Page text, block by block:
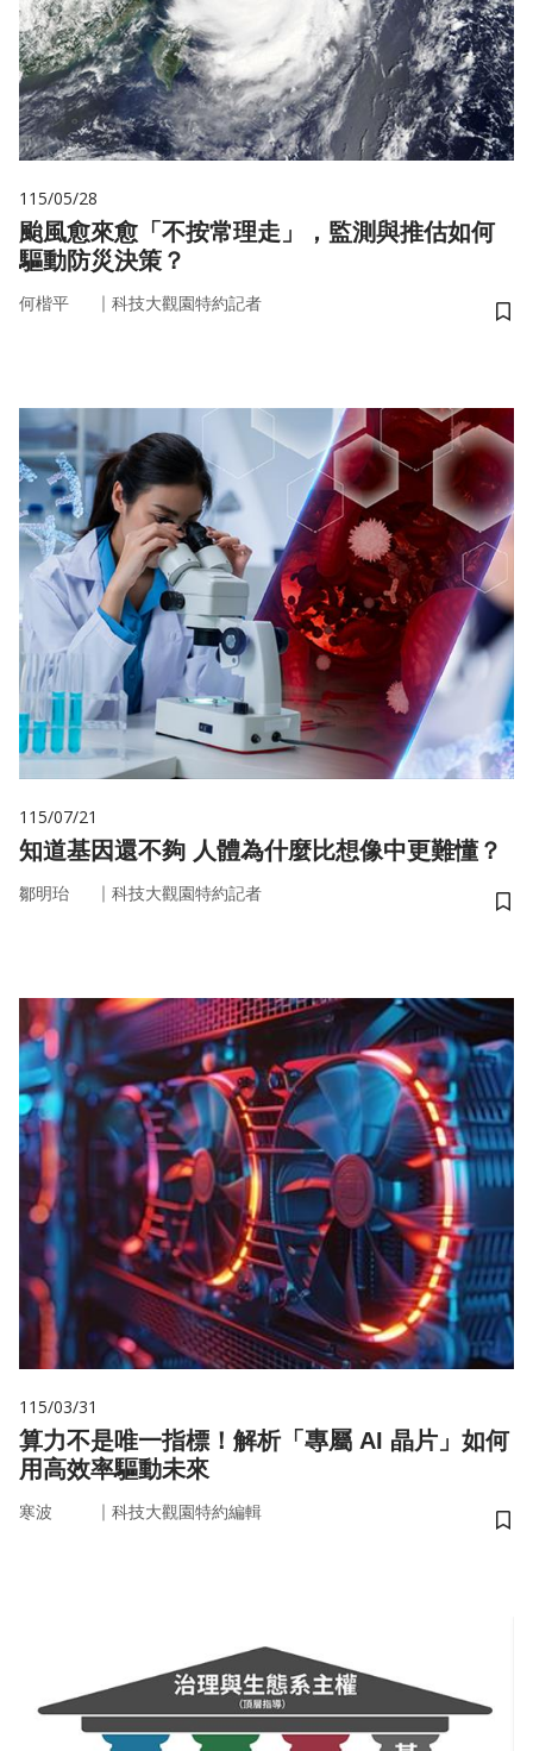
115/05/28
颱風愈來愈「不按常理走」，監測與推估如何
驅動防災決策？
何楷平 ｜ 科技大觀園特約記者
儲
115/07/21
知道基因還不夠 人體為什麼比想像中更難懂？
鄒明珆 ｜ 科技大觀園特約記者
儲
115/03/31
算力不是唯一指標！解析「專屬 AI 晶片」如何
用高效率驅動未來
寒波 ｜ 科技大觀園特約編輯
儲